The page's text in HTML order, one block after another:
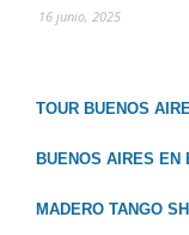
16 junio, 2025
TOUR BUENOS
BUENOS AIRES EN
MADERO TANGO